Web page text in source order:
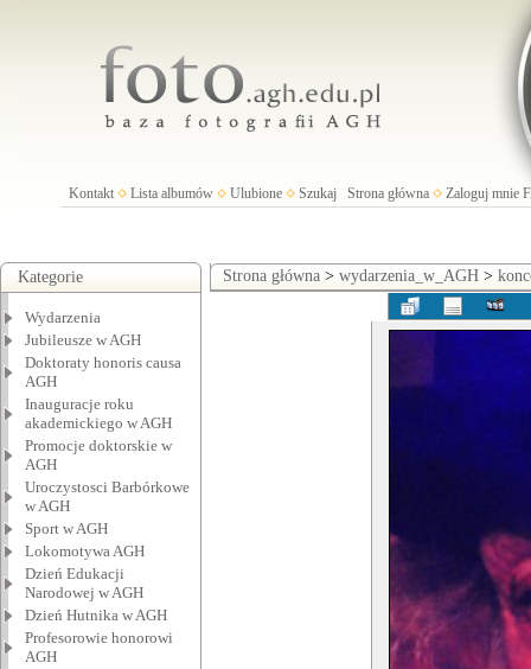
Kontakt Lista albumów Ulubione Szukaj Strona główna Zaloguj mnie
Kategorie
Wydarzenia
Jubileusze w AGH
Doktoraty honoris causa
AGH
Inauguracje roku
akademickiego w AGH
Promocje doktorskie w
AGH
Uroczystosci Barbórkowe
w AGH
Sport w AGH
Lokomotywa AGH
Dzień Edukacji
Narodowej w AGH
Dzień Hutnika w AGH
Profesorowie honorowi
AGH
Strona główna > wydarzenia_w_AGH >